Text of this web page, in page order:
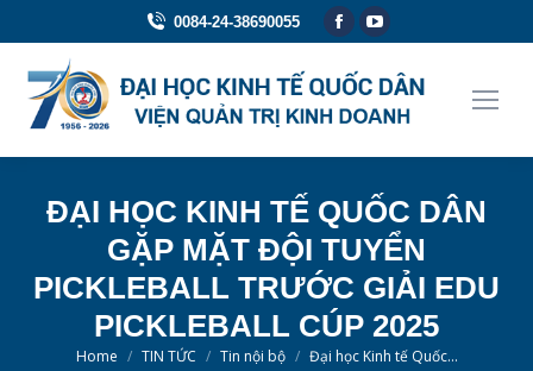
0084-24-38690055
Facebook
opens
in
YouTube
opens
in
ĐẠI HỌC KINH TẾ QUỐC DÂN
GẶP MẶT ĐỘI TUYỂN
PICKLEBALL TRƯỚC GIẢI EDU
PICKLEBALL CÚP 2025
You are here:
Home TIN TỨC Tin nội bộ Đại học Kinh tế Quốc…